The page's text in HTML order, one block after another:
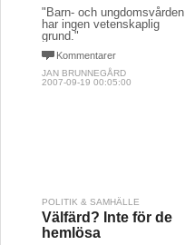
"Barn- och ungdomsvården
har ingen vetenskaplig
grund."
Kommentarer
JAN BRUNNEGÅRD
2007-09-19 00:05:00
POLITIK & SAMHÄLLE
Välfärd? Inte för de
hemlösa